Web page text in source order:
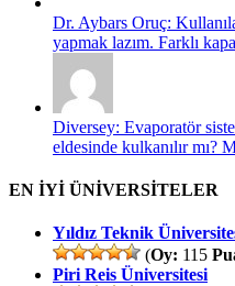
Dr. Aybars Oruç:
yapmak lazım. Farklı
Diversey: Evaporatör
eldesinde kulkanılır mı?
EN İYİ ÜNİVERSİTELER
Yıldız Teknik
(Oy: 115
Piri Reis Üniversitesi